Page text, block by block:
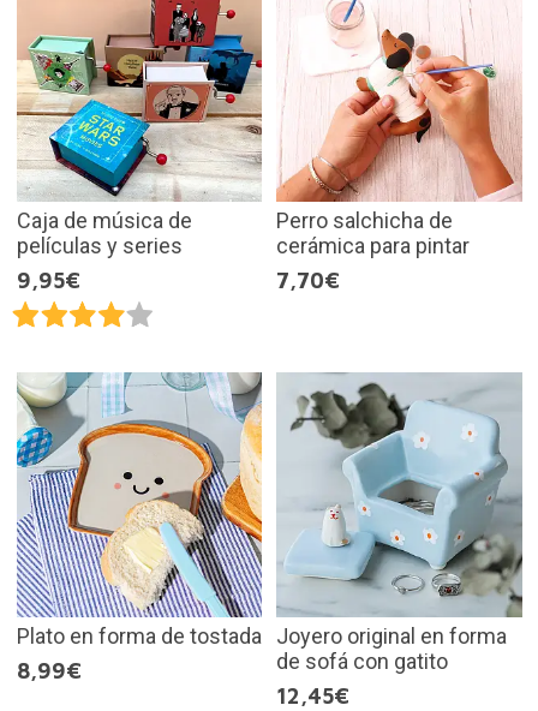
Caja de música de
películas y series
9,95€
Perro salchicha de
cerámica para pintar
7,70€
Plato en forma de tostada
8,99€
Joyero original en forma
de sofá con gatito
12,45€